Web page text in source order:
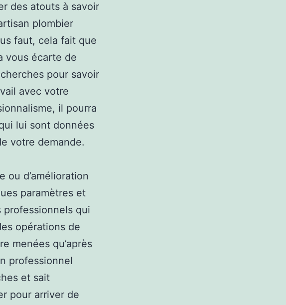
des atouts à savoir
plombier
faut, cela fait que
vous écarte de
pour savoir
avec votre
il pourra
lui sont données
votre demande.
ou d’amélioration
paramètres et
professionnels qui
opérations de
menées qu’après
professionnel
et sait
pour arriver de